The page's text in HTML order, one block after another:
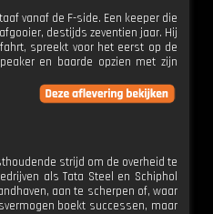
vanaf de F-side. Een keeper die
destijds zeventien jaar. Hij
spreekt voor het eerst op de
en baarde opzien met zijn
strijd om de overheid te
als Tata Steel en Schiphol
aan te scherpen of, waar
boekt successen, maar